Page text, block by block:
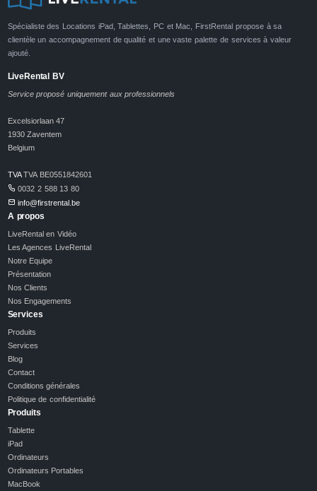
Spécialiste des Locations iPad, Tablettes, PC et Mac, FirstRental propose à sa
clientèle un accompagnement de qualité et une vaste palette de services à valeur
ajouté.
LiveRental BV
Service proposé uniquement aux professionnels
Excelsiorlaan 47
1930 Zaventem
Belgium
TVATVA BE0551842601
0032 2 588 13 80
info@firstrental.be
A propos
LiveRental en Vidéo
Les Agences LiveRental
Notre Equipe
Présentation
Nos Clients
Nos Engagements
Services
Produits
Services
Blog
Contact
Conditions générales
Politique de confidentialité
Produits
Tablette
iPad
Ordinateurs
Ordinateurs Portables
MacBook